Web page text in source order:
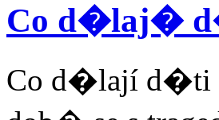
Co d�laj�
Co d�lají d�ti v